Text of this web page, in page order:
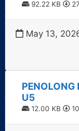
92.22 KB
May 13,
PENOLONG
U5
12.00 KB